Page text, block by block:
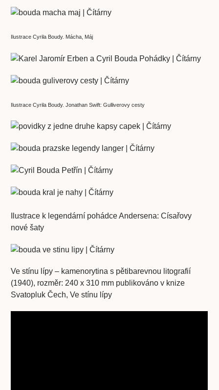
Ilustrace Cyrila Boudy. Mácha, Máj
Ilustrace Cyrila Boudy. Jonathan Swift: Gulliverovy cesty
Ilustrace k legendární pohádce Andersena: Císařovy
nové šaty
Ve stínu lípy – kamenorytina s pětibarevnou litografií
(1940), rozměr: 240 x 310 mm publikováno v knize
Svatopluk Čech, Ve stínu lípy